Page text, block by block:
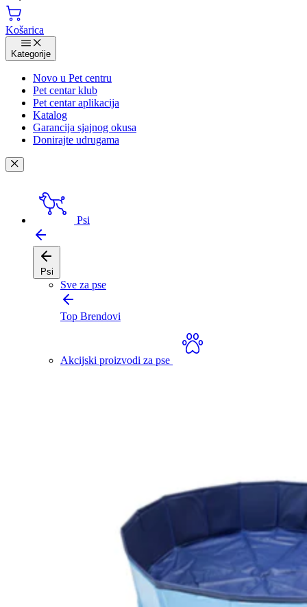
Košarica
Kategorije
Novo u Pet centru
Pet centar klub
Pet centar aplikacija
Katalog
Garancija sjajnog okusa
Donirajte udrugama
Psi
Psi
Sve za pse
Top Brendovi
Akcijski proizvodi za pse